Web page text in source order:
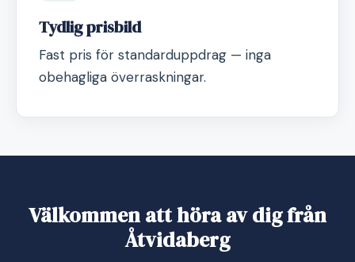
Tydlig prisbild
Fast pris för standarduppdrag — inga
obehagliga överraskningar.
Välkommen att höra av dig från
Åtvidaberg